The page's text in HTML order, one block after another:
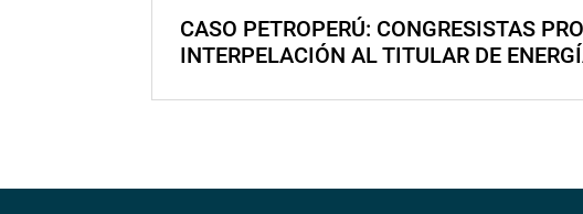
CASO PETROPERÚ: CONGRESISTAS
INTERPELACIÓN AL TITULAR DE